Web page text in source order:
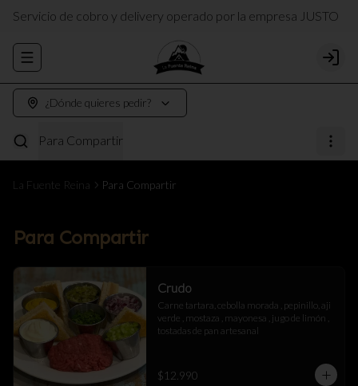
Servicio de cobro y delivery operado por la empresa JUSTO
Abrir menu de navegación Login
¿Dónde quieres pedir?
Para Compartir
La Fuente Reina Para Compartir
Para Compartir
Crudo
Carne tartara, cebolla morada , pepinillo, aji
verde , mostaza , mayonesa , jugo de limón ,
tostadas de pan artesanal
$12.990